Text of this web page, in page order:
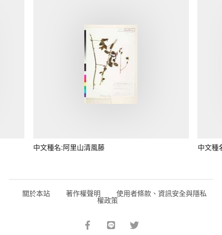
中文種名:阿里山清風藤 中文種
關於本站 著作權聲明 使用者條款、資訊安全與隱私
權政策